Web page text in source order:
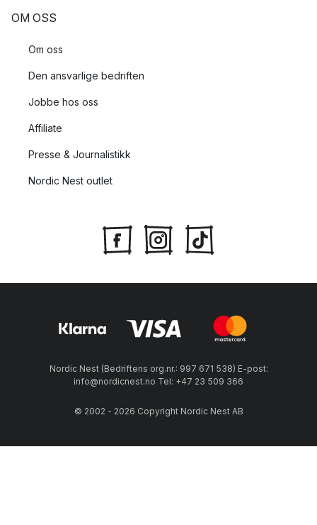
OM OSS
Om oss
Den ansvarlige bedriften
Jobbe hos oss
Affiliate
Presse & Journalistikk
Nordic Nest outlet
Nordic Nest (Bedriftens org.nr.: 997 671 538) E-post:
info@nordicnest.no Tel: +47 23 509 366
© 2002 - 2026 Copyright Nordic Nest AB